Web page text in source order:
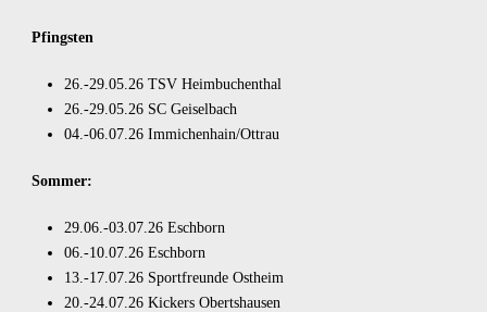
Pfingsten
26.-29.05.26 TSV Heimbuchenthal
26.-29.05.26 SC Geiselbach
04.-06.07.26 Immichenhain/Ottrau
Sommer:
29.06.-03.07.26 Eschborn
06.-10.07.26 Eschborn
13.-17.07.26 Sportfreunde Ostheim
20.-24.07.26 Kickers Obertshausen